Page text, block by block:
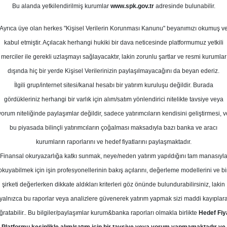
2024
Potansiyeli
Kurum Sayısı
1
Çarşamba, 10 Ocak 2024
Finansman BIOEN Hedef Fiyat
Biotrend Enerji için hedef
TL'ye yükseltti, tavsiyesini
Bu alanda yetkilendirilmiş kurumlar www.spk.gov.tradresinde bulunabilir.
Ayrıca üye olan herkes "Kişisel Verilerin Korunması Kanunu" beyanımızı okumuş ve
kabul etmiştir. Açılacak herhangi hukiki bir dava neticesinde platformumuz yetkili
merciler ile gerekli uzlaşmayı sağlayacaktır, lakin zorunlu şartlar ve resmi kurumlar
dışında hiç bir yerde Kişisel Verilerinizin paylaşılmayacağını da beyan ederiz.
İlgili grup/internet sitesi/kanal hesabı bir yatırım kuruluşu değildir. Burada
gördükleriniz herhangi bir varlık için alım/satım yönlendirici nitelikte tavsiye veya
niteliğinde paylaşımlar değildir, sadece yatırımcıların kendisini geliştirmesi,
bu piyasada bilinçli yatırımcıların çoğalması maksadıyla bazı banka ve aracı
kurumların raporlarını ve hedef fiyatlarını paylaşmaktadır.
Finansal okuryazarlığa katkı sunmak, neye/neden yatırım yapıldığını tam manasıyla
için işin profesyonellerinin bakış açılarını, değerleme modellerini ve
şirketi değerlerken dikkate aldıkları kriterleri göz önünde bulundurabilirsiniz, lakin
yalnızca bu raporlar veya analizlere güvenerek yatırım yapmak sizi maddi
Bu bilgiler/paylaşımlar kurum&banka raporları olmakla birlikte Hedef